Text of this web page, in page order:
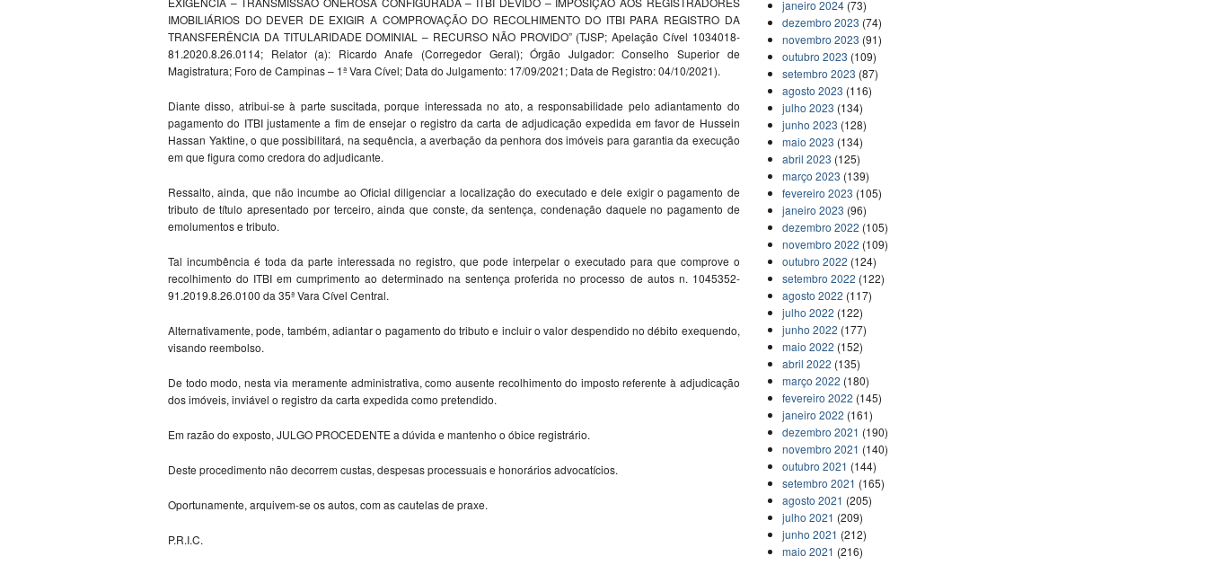
IMOBILIÁRIOS DO DEVER DE EXIGIR A COMPROVAÇÃO DO RECOLHIMENTO DO ITBI PARA REGISTRO DA
TRANSFERÊNCIA DA TITULARIDADE DOMINIAL – RECURSO NÃO PROVIDO” (TJSP; Apelação Cível 1034018-
81.2020.8.26.0114; Relator (a): Ricardo Anafe (Corregedor Geral); Órgão Julgador: Conselho Superior de
Magistratura; Foro de Campinas – 1ª Vara Cível; Data do Julgamento: 17/09/2021; Data de Registro: 04/10/2021).
Diante disso, atribui-se à parte suscitada, porque interessada no ato, a responsabilidade pelo adiantamento do
pagamento do ITBI justamente a fim de ensejar o registro da carta de adjudicação expedida em favor de Hussein
Hassan Yaktine, o que possibilitará, na sequência, a averbação da penhora dos imóveis para garantia da execução
em que figura como credora do adjudicante.
Ressalto, ainda, que não incumbe ao Oficial diligenciar a localização do executado e dele exigir o pagamento de
tributo de título apresentado por terceiro, ainda que conste, da sentença, condenação daquele no pagamento de
emolumentos e tributo.
Tal incumbência é toda da parte interessada no registro, que pode interpelar o executado para que comprove o
recolhimento do ITBI em cumprimento ao determinado na sentença proferida no processo de autos n. 1045352-
91.2019.8.26.0100 da 35ª Vara Cível Central.
Alternativamente, pode, também, adiantar o pagamento do tributo e incluir o valor despendido no débito exequendo,
visando reembolso.
De todo modo, nesta via meramente administrativa, como ausente recolhimento do imposto referente à adjudicação
dos imóveis, inviável o registro da carta expedida como pretendido.
Em razão do exposto, JULGO PROCEDENTE a dúvida e mantenho o óbice registrário.
Deste procedimento não decorrem custas, despesas processuais e honorários advocatícios.
Oportunamente, arquivem-se os autos, com as cautelas de praxe.
P.R.I.C.
janeiro 2024 (73)
dezembro 2023 (74)
novembro 2023 (91)
outubro 2023 (109)
setembro 2023 (87)
agosto 2023 (116)
julho 2023 (134)
junho 2023 (128)
maio 2023 (134)
abril 2023 (125)
março 2023 (139)
fevereiro 2023 (105)
janeiro 2023 (96)
dezembro 2022 (105)
novembro 2022 (109)
outubro 2022 (124)
setembro 2022 (122)
agosto 2022 (117)
julho 2022 (122)
junho 2022 (177)
maio 2022 (152)
abril 2022 (135)
março 2022 (180)
fevereiro 2022 (145)
janeiro 2022 (161)
dezembro 2021 (190)
novembro 2021 (140)
outubro 2021 (144)
setembro 2021 (165)
agosto 2021 (205)
julho 2021 (209)
junho 2021 (212)
maio 2021 (216)